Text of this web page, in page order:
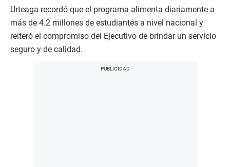
Urteaga recordó que el programa alimenta diariamente a
más de 4.2 millones de estudiantes a nivel nacional y
reiteró el compromiso del Ejecutivo de brindar un servicio
seguro y de calidad.